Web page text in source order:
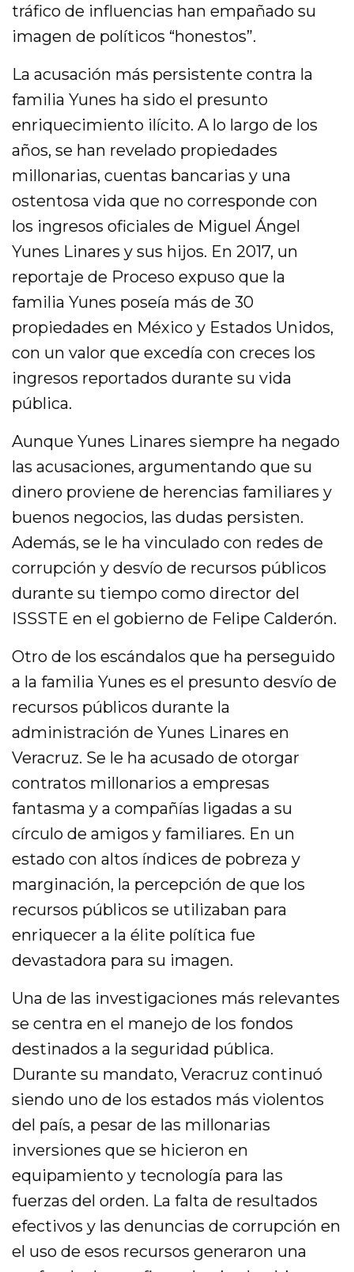
tráfico de influencias han empañado su
imagen de políticos “honestos”.
La acusación más persistente contra la
familia Yunes ha sido el presunto
enriquecimiento ilícito. A lo largo de los
años, se han revelado propiedades
millonarias, cuentas bancarias y una
ostentosa vida que no corresponde con
los ingresos oficiales de Miguel Ángel
Yunes Linares y sus hijos. En 2017, un
reportaje de Proceso expuso que la
familia Yunes poseía más de 30
propiedades en México y Estados Unidos,
con un valor que excedía con creces los
ingresos reportados durante su vida
pública.
Aunque Yunes Linares siempre ha negado
las acusaciones, argumentando que su
dinero proviene de herencias familiares y
buenos negocios, las dudas persisten.
Además, se le ha vinculado con redes de
corrupción y desvío de recursos públicos
durante su tiempo como director del
ISSSTE en el gobierno de Felipe Calderón.
Otro de los escándalos que ha perseguido
a la familia Yunes es el presunto desvío de
recursos públicos durante la
administración de Yunes Linares en
Veracruz. Se le ha acusado de otorgar
contratos millonarios a empresas
fantasma y a compañías ligadas a su
círculo de amigos y familiares. En un
estado con altos índices de pobreza y
marginación, la percepción de que los
recursos públicos se utilizaban para
enriquecer a la élite política fue
devastadora para su imagen.
Una de las investigaciones más relevantes
se centra en el manejo de los fondos
destinados a la seguridad pública.
Durante su mandato, Veracruz continuó
siendo uno de los estados más violentos
del país, a pesar de las millonarias
inversiones que se hicieron en
equipamiento y tecnología para las
fuerzas del orden. La falta de resultados
efectivos y las denuncias de corrupción en
el uso de esos recursos generaron una